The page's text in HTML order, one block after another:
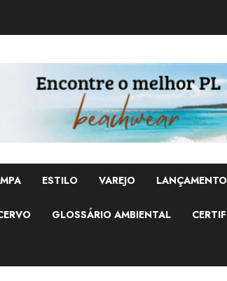
ESTILO VAREJO
GLOSSÁRIO AMBIENTAL